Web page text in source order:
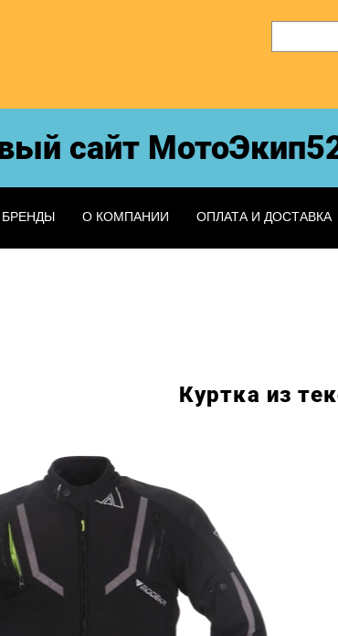
сайт
БРЕНДЫ О КОМПАНИИ ОПЛАТА И ДОСТАВКА
Куртка из